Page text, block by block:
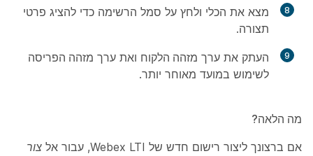
8
מצא את הכלי ולחץ על סמל הרשימה כדי להציג פרטי
תצורה.
9 העתק את ערך מזהה הלקוח ואת ערך מזהה הפריסה
לשימוש במועד מאוחר יותר.
מה הלאה?
אם ברצונך ליצור רישום חדש של Webex LTI, עבור אל
צור